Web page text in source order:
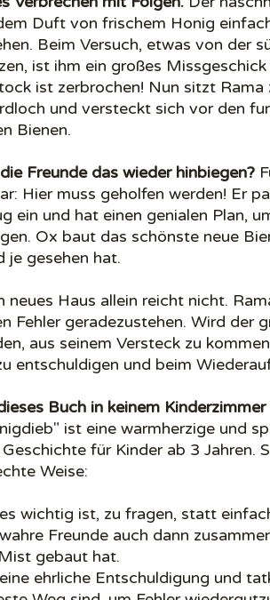
Duft von frischem Honig
Beim Versuch, etwas von der
ist ihm ein großes
ist zerbrochen! Nun sitzt Rama
und versteckt sich vor den
Bienen.
Freunde das wieder hinbiegen?
Hier muss geholfen werden! Er
ein und hat einen genialen Plan,
Ox baut das schönste neue
je gesehen hat.
neues Haus allein reicht nicht.
Fehler geradezustehen. Wird der
aus seinem Versteck zu
entschuldigen und beim
Buch in keinem
ist eine warmherzige und
für Kinder ab 3 Jahren.
Weise:
wichtig ist, zu fragen, statt
Freunde auch dann
gebaut hat.
ehrliche Entschuldigung und